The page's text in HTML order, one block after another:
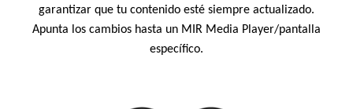
garantizar que tu contenido esté siempre actualizado.
Apunta los cambios hasta un MIR Media Player/pantalla
específico.